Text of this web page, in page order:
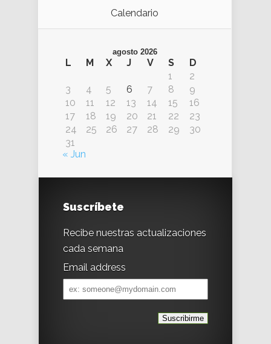
Calendario
agosto 2026
L M X J V S
D
1
2
3
4 5 6 7 8
9
10
11 12 13 14 15
16
17
18 19 20 21 22
23
24
25 26 27 28 29
30
31
« Jun
Suscríbete
Recibe nuestras actualizaciones
cada semana
Email address
Email
address